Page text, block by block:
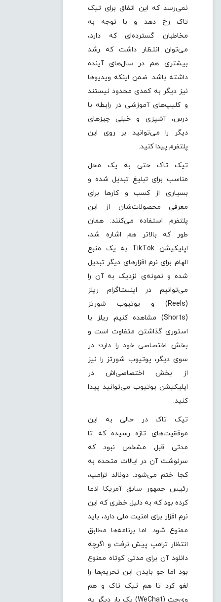
نمی‌رسد که این اتفاق برای تیک
تاک رخ دهد و با توجه به
مخاطبان گسترده‌ای که دارد،
می‌توان انتظار داشت که رشد
بیشتری هم در سال‌های آینده
داشته باشد. ضمن اینکه ویدیوها
نیز دیگر به کمدی محدود نیستند
و کلیپ‌های آموزشی در رابطه با
درس، آشپزی و خیلی چیزهای
دیگر را می‌توانید بر روی این
پلتفرم پیدا کنید.
تیک تاک حتی به یک محل
مناسب برای تبلیغ تبدیل شده و
بسیاری از کسب و کارها برای
معرفی محصولات‌شان از این
پلتفرم استفاده می‌کنند. همان
طور که بالاتر هم اشاره شد،
اپلیکیشن TikTok به یک منبع
الهام برای نرم افزارهای دیگر تبدیل
شده و نمونه‌ی نزدیک به آن را
می‌توانیم در اینستاگرام ریلز
(Reels) و یوتیوب شورتز
(Shorts) مشاهده کنیم. ریلز با
استوری گذاشتن متفاوت است و
بخش اختصاصی خود را دارد؛ در
سوی دیگر، یوتیوب شورتز را نیز
از بخش اختصاصی‌اش در
اپلیکیشن یوتیوب می‌توانید پیدا
کنید.
تیک تاک در حالی به این
موفقیت‌های تازه رسیده که تا
مدتی قبل مشخص نبود که
سرنوشت آن در ایالات متحده به
کجا ختم می‌شود. دونالد ترامپ،
رئیس جمهور سابق آمریکا ادعا
کرده بود که به دلیل خطری که این
نرم افزار برای امنیت ملی دارد، باید
ممنوع شود. اما برنامه‌ها مطابق
انتظار ترامپ پیش نرفت و اگرچه
دانلود آن برای مدتی کوتاه ممنوع
بود اما جو بایدن این تحریم‌ها را
لغو کرد تا هم تیک تاک و هم
وی‌چت (WeChat) یک بار دیگر به